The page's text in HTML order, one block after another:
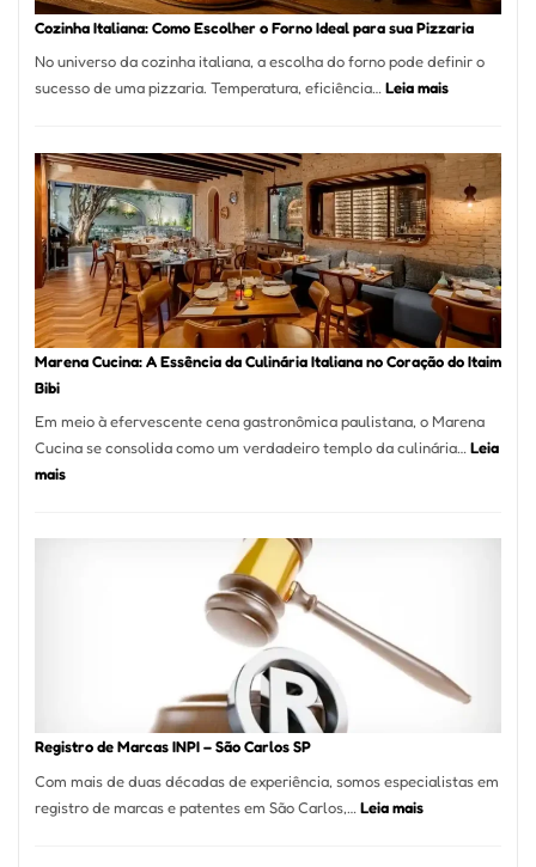
Portal
Resolver
Isso
Cozinha Italiana: Como Escolher o Forno Ideal para sua Pizzaria
No universo da cozinha italiana, a escolha do forno pode definir o
sucesso de uma pizzaria. Temperatura, eficiência…Leia mais:
Como
Escolher
o
Forno
Ideal
para
sua
Pizzaria
Marena Cucina: A Essência da Culinária Italiana no Coração do Itaim
Bibi
Em meio à efervescente cena gastronômica paulistana, o Marena
Cucina se consolida como um verdadeiro templo da culinária… Leia
mais:
Bibi
Registro de Marcas INPI – São Carlos SP
Com mais de duas décadas de experiência, somos especialistas em
registro de marcas e patentes em São Carlos,… Leia mais: